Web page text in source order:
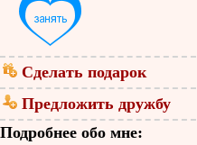
Сделать подарок
Предложить дружбу
Подробнее обо мне: